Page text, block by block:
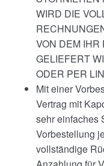
WIRD DIE
VON DEM IHR
GELIEFERT
ODER PER
Mit einer
Vertrag mit
sehr einfaches
Vorbestellung
vollständige